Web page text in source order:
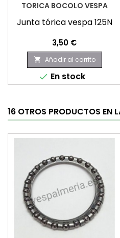
TORICA BOCOLO VESPA
Junta tórica vespa 125N
Precio
3,50 €
 Añadir al carrito
 En stock
16 OTROS PRODUCTOS EN